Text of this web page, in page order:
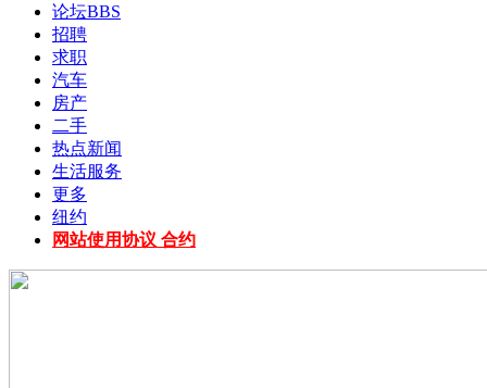
论坛BBS
招聘
求职
汽车
房产
二手
热点新闻
生活服务
更多
纽约
网站使用协议 合约